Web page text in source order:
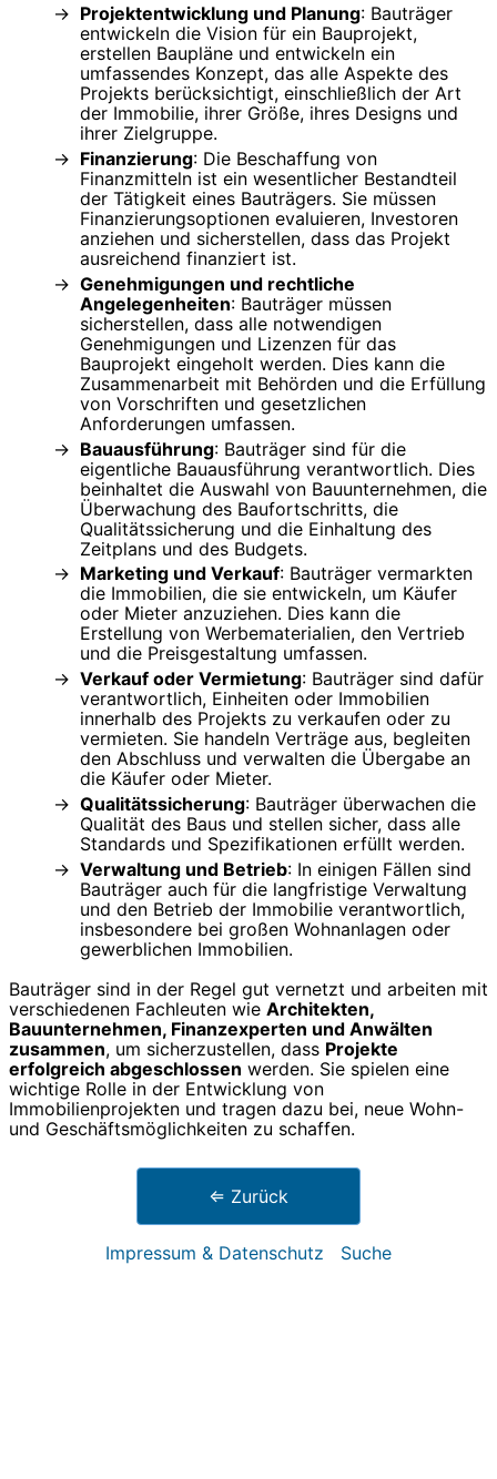
Projektentwicklung und Planung: Bauträger
entwickeln die Vision für ein Bauprojekt,
erstellen Baupläne und entwickeln ein
umfassendes Konzept, das alle Aspekte des
Projekts berücksichtigt, einschließlich der Art
der Immobilie, ihrer Größe, ihres Designs und
ihrer Zielgruppe.
Finanzierung: Die Beschaffung von
Finanzmitteln ist ein wesentlicher Bestandteil
der Tätigkeit eines Bauträgers. Sie müssen
Finanzierungsoptionen evaluieren, Investoren
anziehen und sicherstellen, dass das Projekt
ausreichend finanziert ist.
Genehmigungen und rechtliche
Angelegenheiten: Bauträger müssen
sicherstellen, dass alle notwendigen
Genehmigungen und Lizenzen für das
Bauprojekt eingeholt werden. Dies kann die
Zusammenarbeit mit Behörden und die Erfüllung
von Vorschriften und gesetzlichen
Anforderungen umfassen.
Bauausführung: Bauträger sind für die
eigentliche Bauausführung verantwortlich. Dies
beinhaltet die Auswahl von Bauunternehmen, die
Überwachung des Baufortschritts, die
Qualitätssicherung und die Einhaltung des
Zeitplans und des Budgets.
Marketing und Verkauf: Bauträger vermarkten
die Immobilien, die sie entwickeln, um Käufer
oder Mieter anzuziehen. Dies kann die
Erstellung von Werbematerialien, den Vertrieb
und die Preisgestaltung umfassen.
Verkauf oder Vermietung: Bauträger sind dafür
verantwortlich, Einheiten oder Immobilien
innerhalb des Projekts zu verkaufen oder zu
vermieten. Sie handeln Verträge aus, begleiten
den Abschluss und verwalten die Übergabe an
die Käufer oder Mieter.
Qualitätssicherung: Bauträger überwachen die
Qualität des Baus und stellen sicher, dass alle
Standards und Spezifikationen erfüllt werden.
Verwaltung und Betrieb: In einigen Fällen sind
Bauträger auch für die langfristige Verwaltung
und den Betrieb der Immobilie verantwortlich,
insbesondere bei großen Wohnanlagen oder
gewerblichen Immobilien.
Bauträger sind in der Regel gut vernetzt und arbeiten mit
verschiedenen Fachleuten wie Architekten,
Bauunternehmen, Finanzexperten und Anwälten
zusammen, um sicherzustellen, dass Projekte
erfolgreich abgeschlossen werden. Sie spielen eine
wichtige Rolle in der Entwicklung von
Immobilienprojekten und tragen dazu bei, neue Wohn-
und Geschäftsmöglichkeiten zu schaffen.
⇐ Zurück
Impressum & Datenschutz Suche